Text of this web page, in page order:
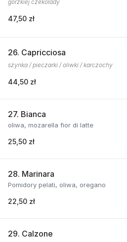
gorzkiej czekolady
47,50 zł
26. Capricciosa
szynka / pieczarki / oliwki / karczochy
44,50 zł
27. Bianca
oliwa, mozarella fior di latte
25,50 zł
28. Marinara
Pomidory pelati, oliwa, oregano
22,50 zł
29. Calzone